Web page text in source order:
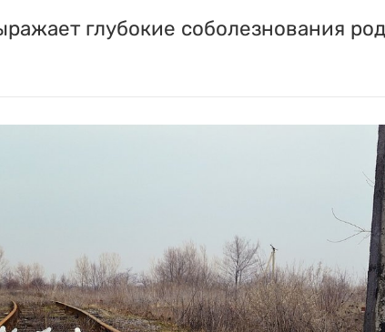
глубокие соболезнования